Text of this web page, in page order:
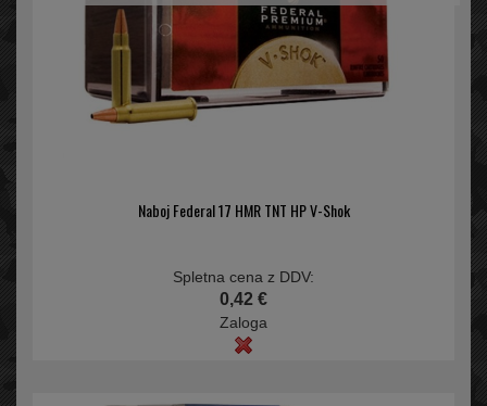
Naboj Federal 17 HMR TNT HP V-Shok
Spletna cena z DDV:
0,42 €
Zaloga